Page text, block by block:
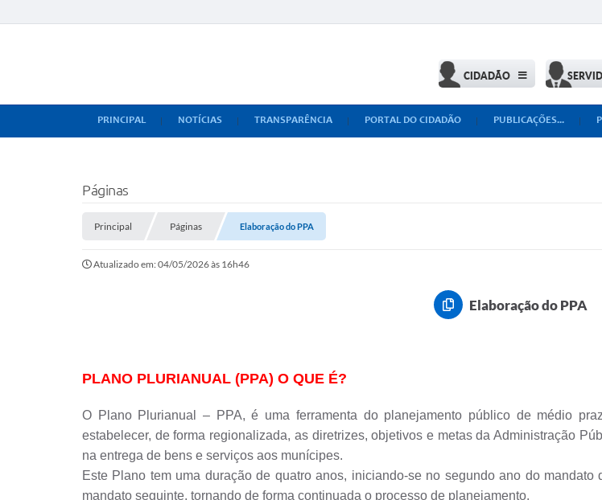
CIDADÃO
PRINCIPAL NOTÍCIAS TRANSPARÊNCIA PORTAL DO CIDADÃO PUBLICAÇÕES...
Páginas
Principal Páginas Elaboração do PPA
Atualizado em: 04/05/2026 às 16h46
Elaboração do PPA
PLANO PLURIANUAL (PPA) O QUE É?
O Plano Plurianual – PPA, é uma ferramenta do planejamento público de médio
estabelecer, de forma regionalizada, as diretrizes, objetivos e metas da Administração
na entrega de bens e serviços aos munícipes.
Este Plano tem uma duração de quatro anos, iniciando-se no segundo ano do
mandato seguinte, tornando de forma continuada o processo de planejamento.